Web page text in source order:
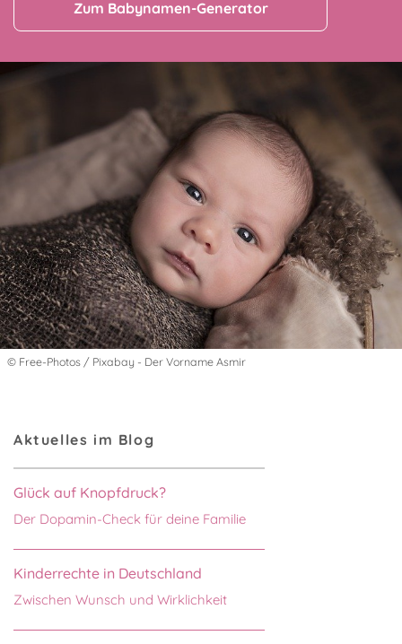
Zum Babynamen-Generator
© Free-Photos / Pixabay - Der Vorname Asmir
Aktuelles im Blog
Glück auf Knopfdruck?
Der Dopamin-Check für deine Familie
Kinderrechte in Deutschland
Zwischen Wunsch und Wirklichkeit